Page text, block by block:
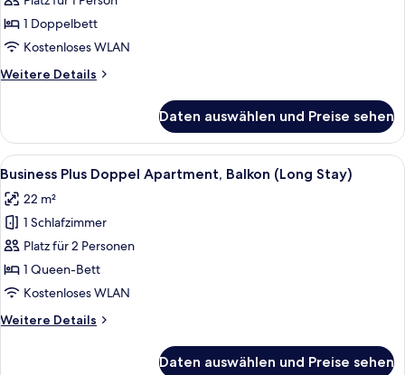
(French)
anzeigen
1 Doppelbett
Kostenloses WLAN
Weitere Details
Weitere
Zimmer
(French)
Daten auswählen und Preise sehen
Alle
Fotos
für
Business
Plus
Doppel
Apartment,
(Long
Ein modernes Hotelzimmer mit Bett,
8
Business Plus Doppel Apartment, Balkon (Long Stay)
22 m²
1 Schlafzimmer
Platz für 2 Personen
1 Queen-Bett
Kostenloses WLAN
Weitere Details
Weitere
Daten auswählen und Preise sehen